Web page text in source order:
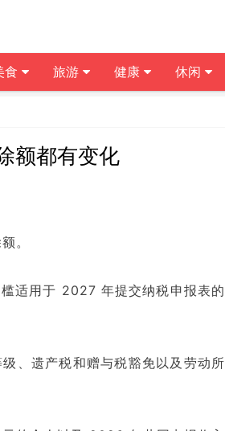
额都有变化
。
适用于 2027 年提交纳税申报表的
、遗产税和赠与税豁免以及劳动所
食 旅游 健康 休闲